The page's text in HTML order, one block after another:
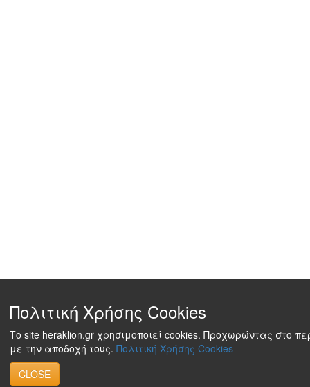
Πολιτική Χρήσης Cookies
Το site heraklion.gr χρησιμοποιεί cookies. Προχωρώντας στο
με την αποδοχή τους. Πολιτική Χρήσης Cookies
CLOSE